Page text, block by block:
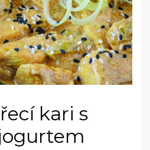
kari s